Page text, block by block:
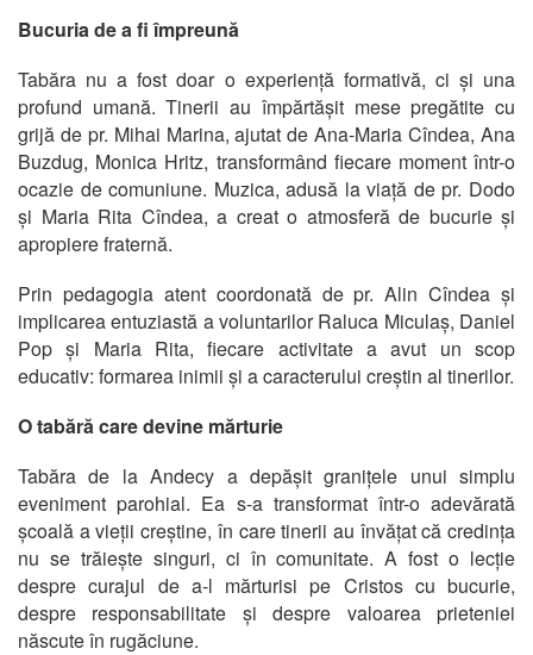
Bucuria de a fi împreună
Tabăra nu a fost doar o experiență formativă, ci și una
profund umană. Tinerii au împărtășit mese pregătite cu
grijă de pr. Mihai Marina, ajutat de Ana-Maria Cîndea, Ana
Buzdug, Monica Hritz, transformând fiecare moment într-o
ocazie de comuniune. Muzica, adusă la viață de pr. Dodo
și Maria Rita Cîndea, a creat o atmosferă de bucurie și
apropiere fraternă.
Prin pedagogia atent coordonată de pr. Alin Cîndea și
implicarea entuziastă a voluntarilor Raluca Miculaș, Daniel
Pop și Maria Rita, fiecare activitate a avut un scop
educativ: formarea inimii și a caracterului creștin al tinerilor.
O tabără care devine mărturie
Tabăra de la Andecy a depășit granițele unui simplu
eveniment parohial. Ea s-a transformat într-o adevărată
școală a vieții creștine, în care tinerii au învățat că credința
nu se trăiește singuri, ci în comunitate. A fost o lecție
despre curajul de a-l mărturisi pe Cristos cu bucurie,
despre responsabilitate și despre valoarea prieteniei
născute în rugăciune.